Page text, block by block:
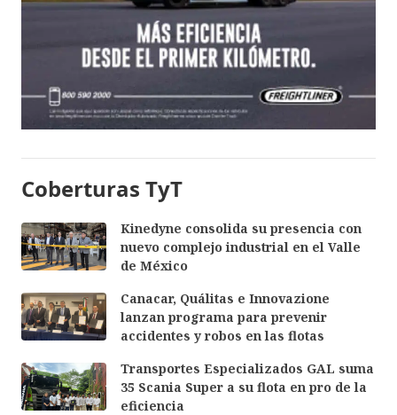
Coberturas TyT
Kinedyne consolida su presencia con
nuevo complejo industrial en el Valle
de México
Canacar, Quálitas e Innovazione
lanzan programa para prevenir
accidentes y robos en las flotas
Transportes Especializados GAL suma
35 Scania Super a su flota en pro de la
eficiencia